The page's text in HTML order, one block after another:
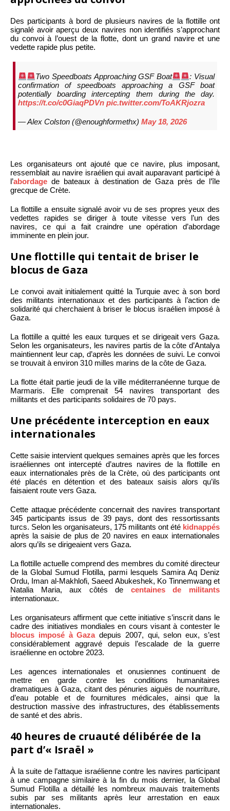
Des participants à bord de plusieurs navires de la flottille ont
signalé avoir aperçu deux navires non identifiés s’approchant
du convoi à l’ouest de la flotte, dont un grand navire et une
vedette rapide plus petite.
Two Speedboats Approaching GSF Boat
: Visual
confirmation of speedboats approaching a GSF boat
potentially boarding intercepting them during the day.
https://t.co/c0GiaqPDVn pic.twitter.com/ToAKRjozra
— Alex Colston (@enoughformethx) May 18, 2026
Les organisateurs ont ajouté que ce navire, plus imposant,
ressemblait au navire israélien qui avait auparavant participé à
l’abordage de bateaux à destination de Gaza près de l’île
grecque de Crète.
La flottille a ensuite signalé avoir vu de ses propres yeux des
vedettes rapides se diriger à toute vitesse vers l’un des
navires, ce qui a fait craindre une opération d’abordage
imminente en plein jour.
Une flottille qui tentait de briser le
blocus de Gaza
Le convoi avait initialement quitté la Turquie avec à son bord
des militants internationaux et des participants à l’action de
solidarité qui cherchaient à briser le blocus israélien imposé à
Gaza.
La flottille a quitté les eaux turques et se dirigeait vers Gaza.
Selon les organisateurs, les navires partis de la côte d’Antalya
maintiennent leur cap, d’après les données de suivi. Le convoi
se trouvait à environ 310 milles marins de la côte de Gaza.
La flotte était partie jeudi de la ville méditerranéenne turque de
Marmaris. Elle comprenait 54 navires transportant des
militants et des participants solidaires de 70 pays.
Une précédente interception en eaux
internationales
Cette saisie intervient quelques semaines après que les forces
israéliennes ont intercepté d’autres navires de la flottille en
eaux internationales près de la Crète, où des participants ont
été placés en détention et des bateaux saisis alors qu’ils
faisaient route vers Gaza.
Cette attaque précédente concernait des navires transportant
345 participants issus de 39 pays, dont des ressortissants
turcs. Selon les organisateurs, 175 militants ont été kidnappés
après la saisie de plus de 20 navires en eaux internationales
alors qu’ils se dirigeaient vers Gaza.
La flottille actuelle comprend des membres du comité directeur
de la Global Sumud Flotilla, parmi lesquels Samira Aq Deniz
Ordu, Iman al-Makhlofi, Saeed Abukeshek, Ko Tinnemwang et
Natalia Maria, aux côtés de centaines de militants
internationaux.
Les organisateurs affirment que cette initiative s’inscrit dans le
cadre des initiatives mondiales en cours visant à contester le
blocus imposé à Gazadepuis 2007, qui, selon eux, s’est
considérablement aggravé depuis l’escalade de la guerre
israélienne en octobre 2023.
Les agences internationales et onusiennes continuent de
mettre en garde contre les conditions humanitaires
dramatiques à Gaza, citant des pénuries aiguës de nourriture,
d’eau potable et de fournitures médicales, ainsi que la
destruction massive des infrastructures, des établissements
de santé et des abris.
40 heures de cruauté délibérée de la
part d’« Israël »
À la suite de l’attaque israélienne contre les navires participant
à une campagne similaire à la fin du mois dernier, la Global
Sumud Flotilla a détaillé les nombreux mauvais traitements
subis par ses militants après leur arrestation en eaux
internationales.